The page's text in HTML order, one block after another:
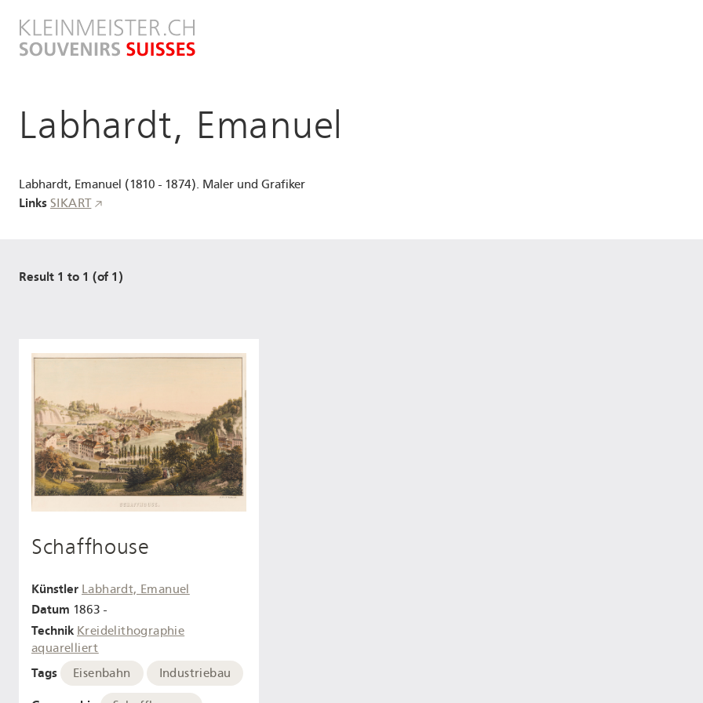
zum
Inhalt
Labhardt, Emanuel
Labhardt, Emanuel (1810 - 1874). Maler und Grafiker
Links SIKART
Result 1 to 1 (of 1)
Schaffhouse
Künstler Labhardt, Emanuel
Datum 1863 -
Technik Kreidelithographie
aquarelliert
Tags Eisenbahn Industriebau